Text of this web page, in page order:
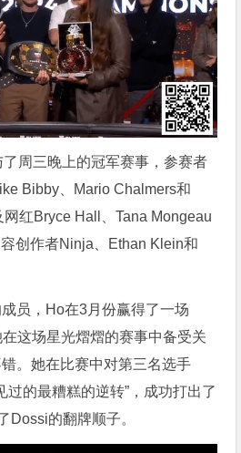
周三晚上的冠军赛事，参赛者
Bibby、Mario Chalmers和
红Bryce Hall、Tana Mongeau
创作者Ninja、Ethan Klein和
员，Ho在3月份赢得了一场
这场星光熠熠的赛事中备受关
。她在比赛中对第三名选手
过的最糟糕的逆转”，成功打出了
Dossi的翻牌顺子。